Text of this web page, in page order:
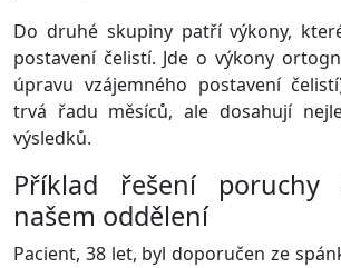
Do druhé skupiny patří výkony,
postavení čelistí. Jde o výkony
úpravu vzájemného postavení
trvá řadu měsíců, ale dosahují
výsledků.
Příklad řešení poruchy
našem oddělení
Pacient, 38 let, byl doporučen ze